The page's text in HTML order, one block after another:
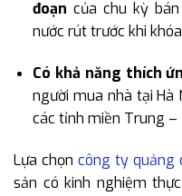
đoạn của chu kỳ
nước rút trước khi
Có khả năng thích
người mua nhà tại Hà
các tỉnh miền Trung –
Lựa chọn công ty quảng
sản có kinh nghiệm